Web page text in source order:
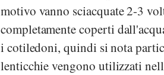
motivo vanno sciacquate 2-3
completamente coperti
i cotiledoni, quindi si nota
lenticchie vengono utilizzati